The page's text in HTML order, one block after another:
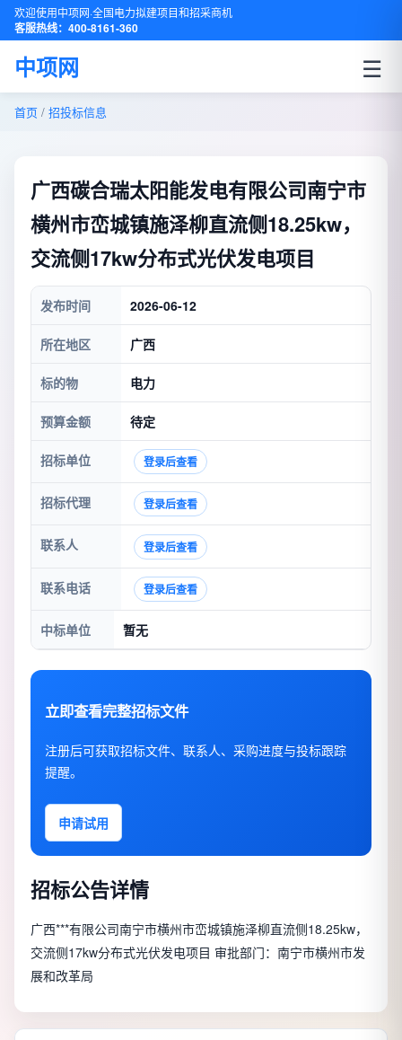
欢迎使用中项网·全国电力拟建项目和招采商机
客服热线：400-8161-360
中项网 ☰
首页 / 招投标信息
广西碳合瑞太阳能发电有限公司南宁市
横州市峦城镇施泽柳直流侧18.25kw，
交流侧17kw分布式光伏发电项目
发布时间 2026-06-12
所在地区 广西
标的物 电力
预算金额 待定
招标单位 登录后查看
招标代理 登录后查看
联系人 登录后查看
联系电话 登录后查看
中标单位 暂无
立即查看完整招标文件
注册后可获取招标文件、联系人、采购进度与投标跟踪
提醒。
申请试用
招标公告详情
广西***有限公司南宁市横州市峦城镇施泽柳直流侧18.25kw，
交流侧17kw分布式光伏发电项目 审批部门：南宁市横州市发
展和改革局